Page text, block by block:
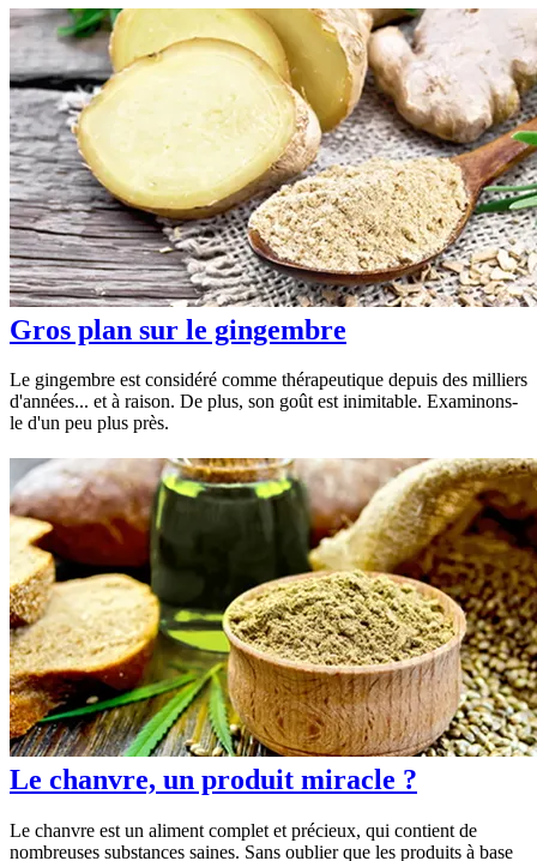
Gros plan sur le gingembre
Le gingembre est considéré comme thérapeutique depuis des milliers
d'années... et à raison. De plus, son goût est inimitable. Examinons-
le d'un peu plus près.
Le chanvre, un produit miracle ?
Le chanvre est un aliment complet et précieux, qui contient de
nombreuses substances saines. Sans oublier que les produits à base